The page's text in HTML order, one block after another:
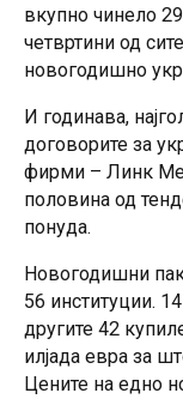
вкупно чинело
четвртини од
новогодишно
И годинава,
договорите за
фирми – Линк
половина од
понуда.
Новогодишни
56 институции.
другите 42
илјада евра за
Цените на едно